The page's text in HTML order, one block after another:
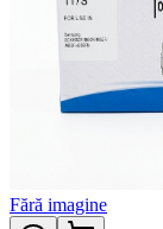
Fără imagine